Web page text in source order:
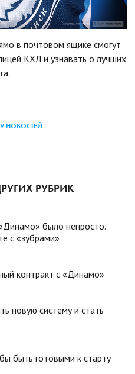
в почтовом ящике смогут
КХЛ и узнавать о лучших
НОВОСТЕЙ
РУБРИК
было непросто.
с «зубрами»
контракт с «Динамо»
новую систему и стать
быть готовыми к старту